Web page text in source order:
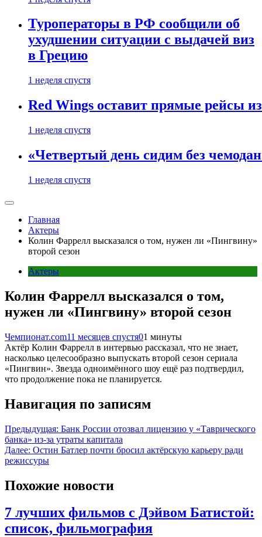
Туроператоры в РФ сообщили об
ухудшении ситуации с выдачей виз
в Грецию
1 неделя спустя
Red Wings оставит прямые рейсы
1 неделя спустя
«Четвертый день сидим без
1 неделя спустя
Главная
Актеры
Колин Фаррелл высказался о том, нужен ли «Пингвину»
второй сезон
Актеры
Колин Фаррелл высказался о том,
нужен ли «Пингвину» второй сезон
Чемпионат.com11 месяцев спустя01 минуты
Актёр Колин Фаррелл в интервью рассказал, что не знает,
насколько целесообразно выпускать второй сезон сериала
«Пингвин». Звезда одноимённого шоу ещё раз подтвердил,
что продолжение пока не планируется.
Навигация по записям
Предыдущая: Банк России отозвал лицензию у «Таврического
банка» из-за утраты капитала
Далее: Остин Батлер почти бросил актёрскую карьеру ради
режиссуры
Похожие новости
7 лучших фильмов с Дэйвом Батистой:
список, фильмография